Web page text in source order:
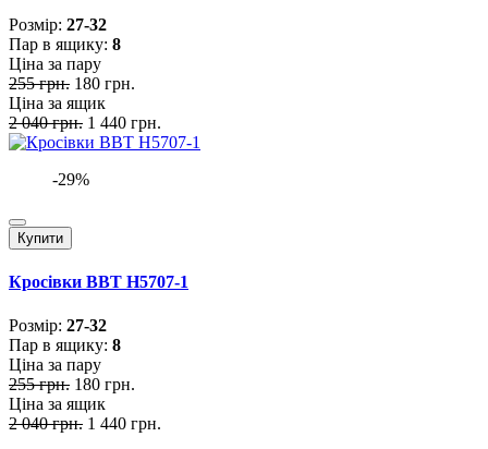
Розмiр: 27-32
Пар в ящику: 8
Ціна за пару
255 грн. 180 грн.
Ціна за ящик
2 040 грн. 1 440 грн.
-29%
Купити
Кросівки BBT H5707-1
Розмiр: 27-32
Пар в ящику: 8
Ціна за пару
255 грн. 180 грн.
Ціна за ящик
2 040 грн. 1 440 грн.